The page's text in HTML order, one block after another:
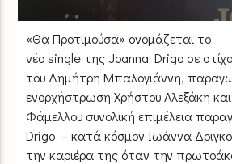
«Θα Προτιμούσα» ονομάζεται το
νέο single της Joanna Drigo σε
του Δημήτρη Μπαλογιάννη,
ενορχήστρωση Χρήστου Αλεξάκη
Φάμελλου συνολική επιμέλεια
Drigo – κατά κόσμον Ιωάννα
την καριέρα της όταν την